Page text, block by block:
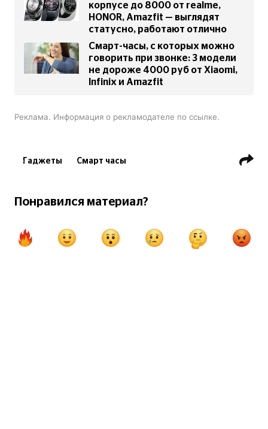
корпусе до 8000 от realme,
HONOR, Amazfit — выглядят
статусно, работают отлично
Смарт-часы, с которых можно
говорить при звонке: 3 модели
не дороже 4000 руб от Xiaomi,
Infinix и Amazfit
Реклама. Информация о рекламодателе по ссылке.
Гаджеты Смарт часы
Понравился материал?